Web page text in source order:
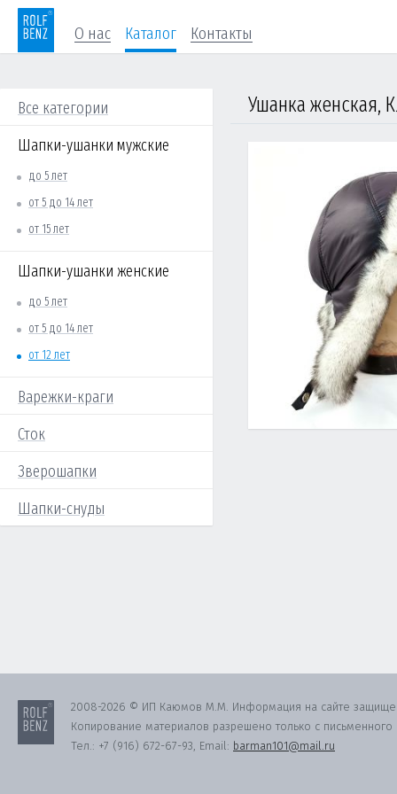
О нас Каталог Контакты
Все категории
Шапки-ушанки мужские
до 5 лет
от 5 до 14 лет
от 15 лет
Шапки-ушанки женские
до 5 лет
от 5 до 14 лет
от 12 лет
Варежки-краги
Сток
Зверошапки
Шапки-снуды
Ушанка женская,
2008-2026 © ИП Каюмов М.М. Информация на сайте
Копирование материалов разрешено только с письменного
Тел.: +7 (916) 672-67-93, Email: barman101@mail.ru